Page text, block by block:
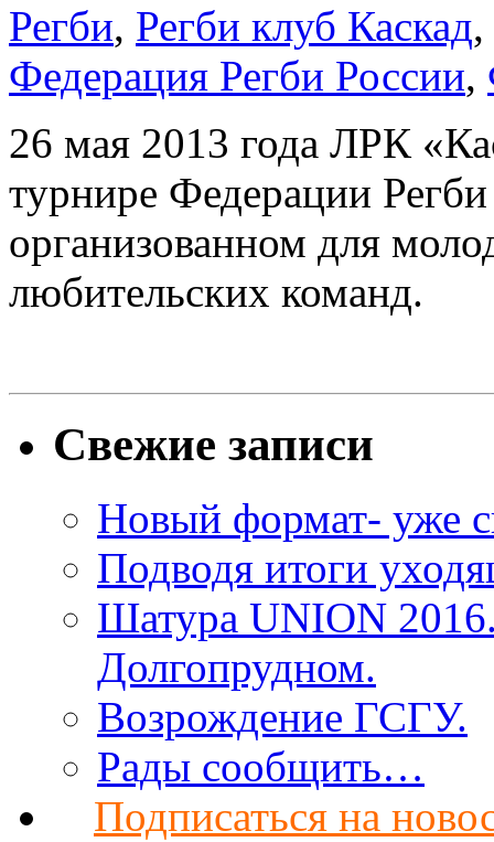
Регби, Регби клуб Каскад,
Федерация Регби России,
26 мая 2013 года ЛРК
турнире Федерации
организованном для
любительских команд.
Свежие записи
Новый формат- уже
Подводя итоги
Шатура UNION
Долгопрудном.
Возрождение ГСГУ.
Рады сообщить…
Подписаться на